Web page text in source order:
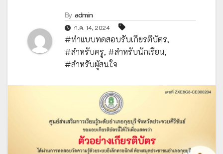
By admin
ก.ค. 14, 2024
#ทำแบบทดสอบรับเกียรติบัตร,
#สำหรับครู, #สำหรับนักเรียน,
#สำหรับผู้สนใจ